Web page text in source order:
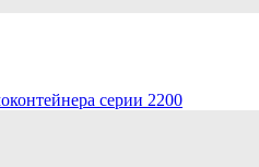
серии 2200